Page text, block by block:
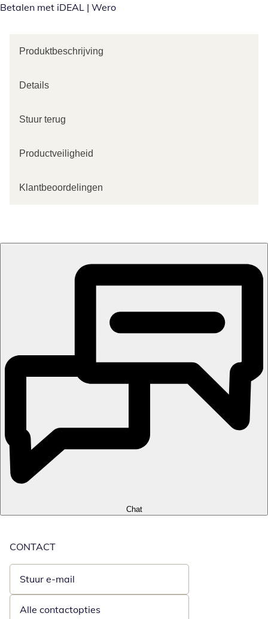
Betalen met iDEAL | Wero
Produktbeschrijving
Details
Stuur terug
Productveiligheid
Klantbeoordelingen
Chat
CONTACT
Stuur e-mail
Opent e-mailclient
Alle contactopties